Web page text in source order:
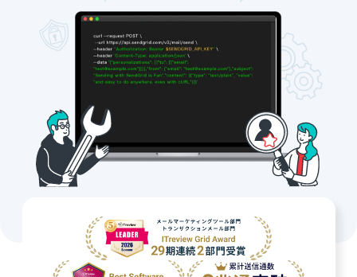
お役立ち情報
サポート